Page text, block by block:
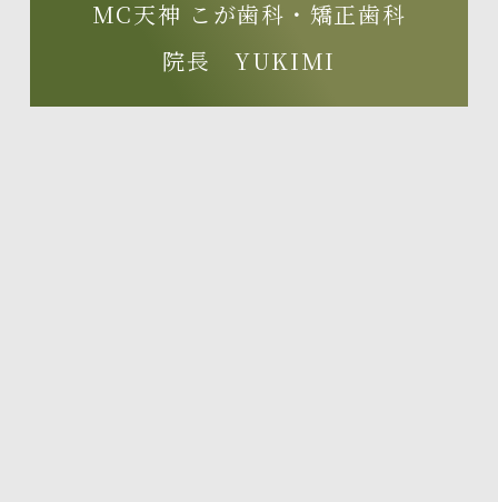
MC天神 こが歯科・矯正歯科
院長 YUKIMI